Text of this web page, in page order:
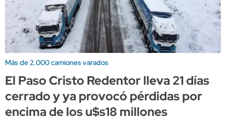
Más de 2.000 camiones varados
El Paso Cristo Redentor lleva 21 días
cerrado y ya provocó pérdidas por
encima de los u$s18 millones